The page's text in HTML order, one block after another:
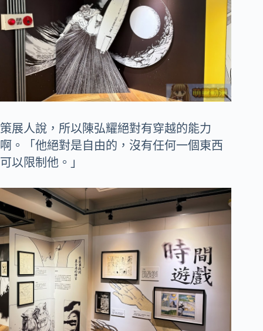
策展人說，所以陳弘耀絕對有穿越的能力
啊。「他絕對是自由的，沒有任何一個東西
可以限制他。」